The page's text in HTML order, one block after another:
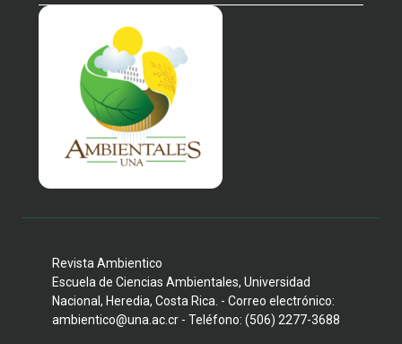
Revista Ambientico
Escuela de Ciencias Ambientales, Universidad
Nacional, Heredia, Costa Rica. - Correo electrónico:
ambientico@una.ac.cr - Teléfono: (506) 2277-3688